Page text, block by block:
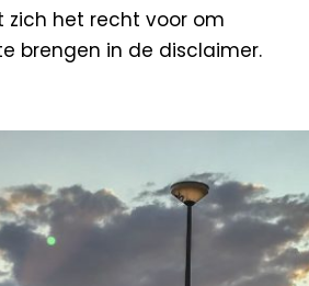
zich het recht voor om
brengen in de disclaimer.